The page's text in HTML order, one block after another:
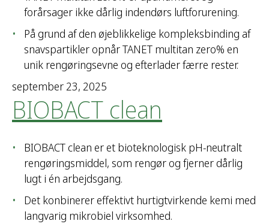
e
forårsager ikke dårlig indendørs luftforurening.
På grund af den øjeblikkelige kompleksbinding af
snavspartikler opnår TANET multitan zero% en
unik rengøringsevne og efterlader færre rester.
september 23, 2025
BIOBACT clean
BIOBACT clean er et bioteknologisk pH-neutralt
rengøringsmiddel, som rengør og fjerner dårlig
lugt i én arbejdsgang.
Det konbinerer effektivt hurtigtvirkende kemi med
langvarig mikrobiel virksomhed.